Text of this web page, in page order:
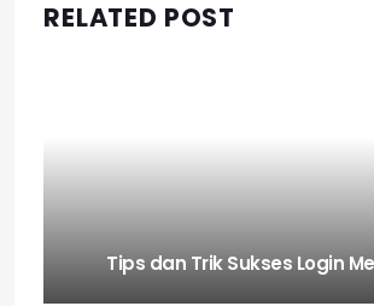
RELATED POST
Tips dan Trik Sukses Login